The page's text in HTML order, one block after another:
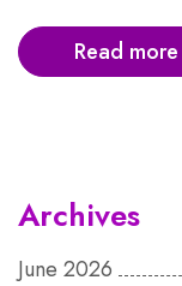
Read more
Archives
June 2026